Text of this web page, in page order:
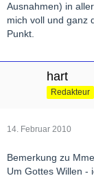
Ausnahmen) in
mich voll und ganz
Punkt.
hart
Redakteur
14. Februar 2010
Bemerkung zu
Um Gottes Willen -